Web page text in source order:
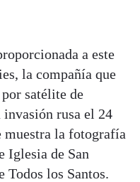
a este
la compañía que
satélite de
rusa el 24
muestra la fotografía
Iglesia de San
Todos los Santos.